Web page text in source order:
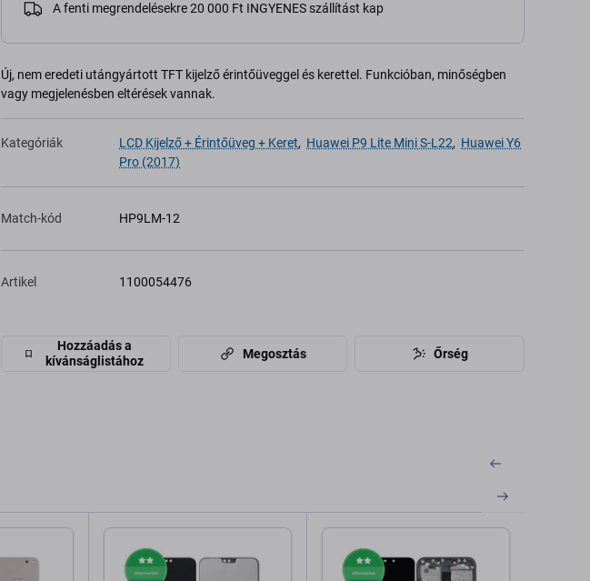
A fenti megrendelésekre 20 000 Ft INGYENES szállítást kap
Új, nem eredeti utángyártott TFT kijelző érintőüveggel és kerettel. Funkcióban, minőségben
vagy megjelenésben eltérések vannak.
Kategóriák LCD Kijelző + Érintőüveg + Keret, Huawei P9 Lite Mini S-L22, Huawei Y6
Pro (2017)
Match-kód HP9LM-12
Artikel 1100054476
Hozzáadás a
kívánságlistához
Megosztás Őrség